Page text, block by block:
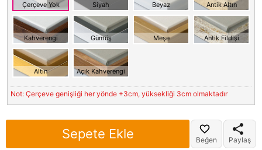
Çerçeve Yok Siyah Beyaz Antik Altın
Kahverengi Gümüş Meşe Antik Fildişi
Altın Açık Kahverengi
Not: Çerçeve genişliği her yönde +3cm, yüksekliği 3cm olmaktadır
Sepete Ekle Beğen Paylaş